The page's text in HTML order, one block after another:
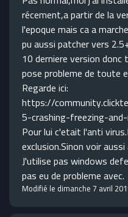
récement,a partir de la
l'epoque mais ca a
pu aussi patcher vers
10 derniere version
pose probleme de toute
Regarde ici:
https://
5-crashing-freezing-
Pour lui c'etait l'anti
exclusion.Sinon voir
J'utilise pas windows
pas eu de probleme avec.
Modifié le dimanche 7 avril